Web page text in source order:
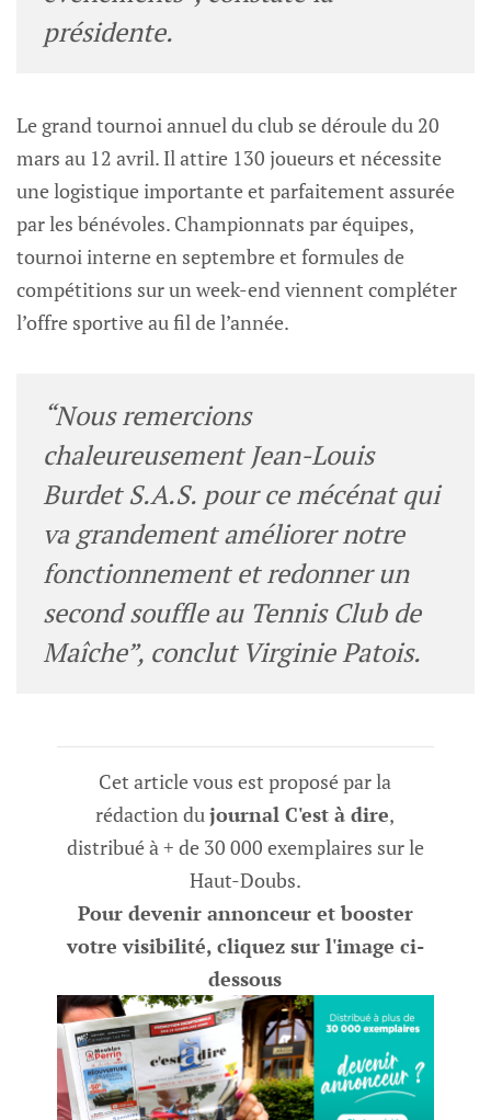
présidente.
Le grand tournoi annuel du club se déroule du 20
mars au 12 avril. Il attire 130 joueurs et nécessite
une logistique importante et parfaitement assurée
par les bénévoles. Championnats par équipes,
tournoi interne en septembre et formules de
compétitions sur un week-end viennent compléter
l’offre sportive au fil de l’année.
“Nous remercions
chaleureusement Jean-Louis
Burdet S.A.S. pour ce mécénat qui
va grandement améliorer notre
fonctionnement et redonner un
second souffle au Tennis Club de
Maîche”, conclut Virginie Patois.
Cet article vous est proposé par la
rédaction dujournal C'est à dire,
distribué à + de 30 000 exemplaires sur le
Haut-Doubs.
Pour devenir annonceur et booster
votre visibilité, cliquez sur l'image ci-
dessous